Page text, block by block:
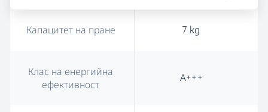
Капацитет на пране 7 kg
Клас на енергийна
ефективност
А+++